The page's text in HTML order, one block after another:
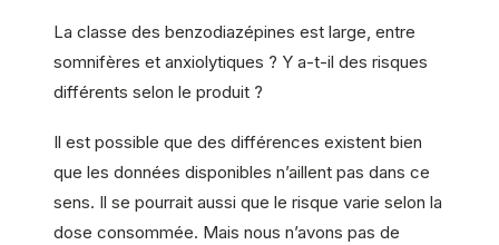
La classe des benzodiazépines est large, entre
somnifères et anxiolytiques ? Y a-t-il des risques
différents selon le produit ?
Il est possible que des différences existent bien
que les données disponibles n’aillent pas dans ce
sens. Il se pourrait aussi que le risque varie selon la
dose consommée. Mais nous n’avons pas de